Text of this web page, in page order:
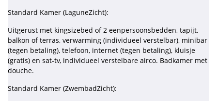
Standard Kamer (LaguneZicht):
Uitgerust met kingsizebed of 2 eenpersoonsbedden, tapijt,
balkon of terras, verwarming (individueel verstelbar), minibar
(tegen betaling), telefoon, internet (tegen betaling), kluisje
(gratis) en sat-tv, individueel verstelbare airco. Badkamer met
douche.
Standard Kamer (ZwembadZicht):